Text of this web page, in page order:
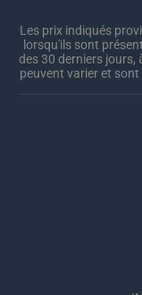
Les prix indiqués
lorsqu'ils sont
des 30 derniers jours,
peuvent varier et